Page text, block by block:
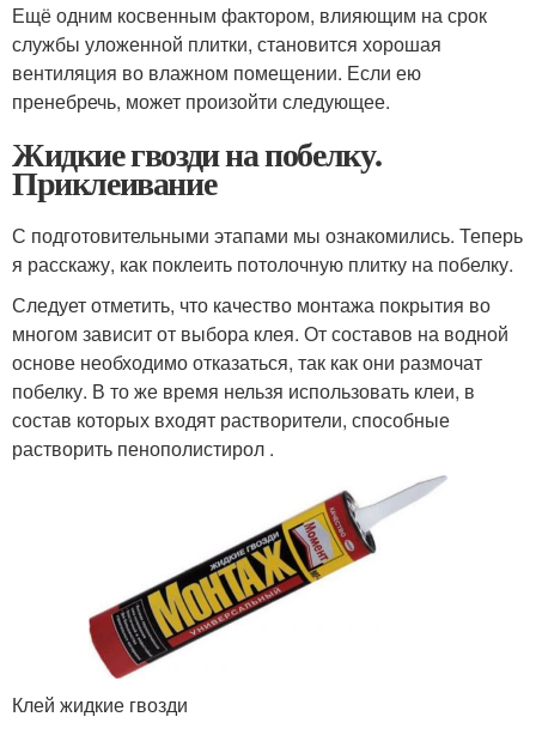
Ещё одним косвенным фактором, влияющим на срок
службы уложенной плитки, становится хорошая
вентиляция во влажном помещении. Если ею
пренебречь, может произойти следующее.
Жидкие гвозди на побелку.
Приклеивание
С подготовительными этапами мы ознакомились. Теперь
я расскажу, как поклеить потолочную плитку на побелку.
Следует отметить, что качество монтажа покрытия во
многом зависит от выбора клея. От составов на водной
основе необходимо отказаться, так как они размочат
побелку. В то же время нельзя использовать клеи, в
состав которых входят растворители, способные
растворить пенополистирол .
Клей жидкие гвозди